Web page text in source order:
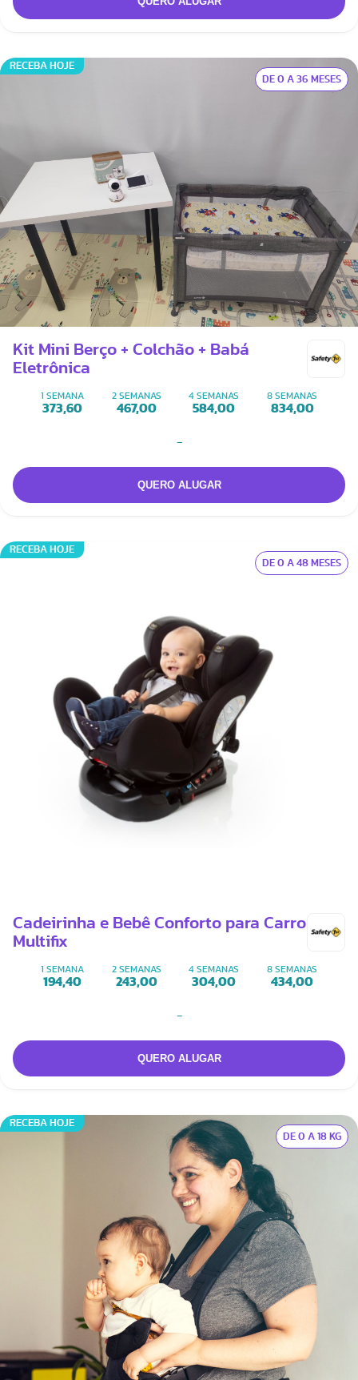
RECEBA HOJE
DE 0 A 36 MESES
Kit Mini Berço + Colchão + Babá
Eletrônica
1 SEMANA
373,60
2 SEMANAS
467,00
4 SEMANAS
584,00
8 SEMANAS
834,00
-
RECEBA HOJE
DE 0 A 48 MESES
Cadeirinha e Bebê Conforto para Carro
Multifix
1 SEMANA
194,40
2 SEMANAS
243,00
4 SEMANAS
304,00
8 SEMANAS
434,00
-
RECEBA HOJE
DE 0 A 18 KG